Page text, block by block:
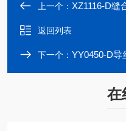
上一个： XZ1116-D缝
返回列表
下一个： YY0450-D导
在